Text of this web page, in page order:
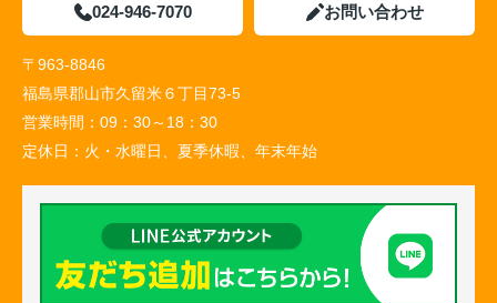
024-946-7070 お問い合わせ
〒963-8846
福島県郡山市久留米６丁目73-5
営業時間： 09：30～18：30
定休日： 火・水曜日、夏季休暇、年末年始